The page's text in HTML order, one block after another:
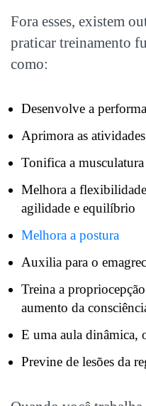
Fora esses, existem
praticar treinamento
como:
Desenvolve a
Aprimora as
Tonifica a
Melhora a
agilidade e equilíbrio
Melhora a postura
Auxilia para o
Treina a
aumento da
E uma aula dinâmica,
Previne de lesões da